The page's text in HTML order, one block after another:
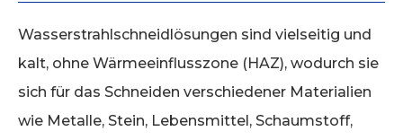
Wasserstrahlschneidlösungen sind vielseitig und
kalt, ohne Wärmeeinflusszone (HAZ), wodurch sie
sich für das Schneiden verschiedener Materialien
wie Metalle, Stein, Lebensmittel, Schaumstoff,